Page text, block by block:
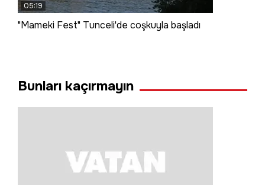
05:19
"Mameki Fest" Tunceli'de coşkuyla başladı
Bunları kaçırmayın